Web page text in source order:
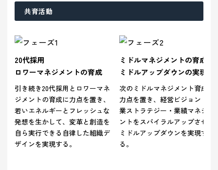
共育活動
20代採用
ロワーマネジメントの育成
引き続き20代採用とロワーマネ
ジメントの育成に力点を置き、
若いエネルギーとフレッシュな
発想を生かして、変革と創造を
自ら実行できる自律した組織デ
ザインを実現する。
ミドルマネジメントの育成
ミドルアップダウンの実現
次のミドルマネジメント育成に
力点を置き、経営ビジョン・事
業ストラテジー・業績マネジメ
ントをスパイラルアップさせる
ミドルアップダウンを実現す
る。